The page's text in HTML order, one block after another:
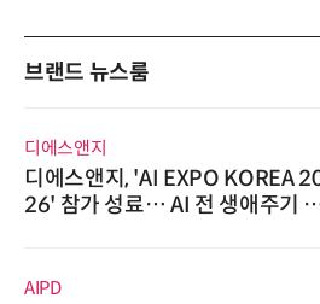
브랜드 뉴스룸
디에스앤지
디에스앤지, 'AI EXPO KOREA
26' 참가 성료… AI 전 생애주기
AIPD